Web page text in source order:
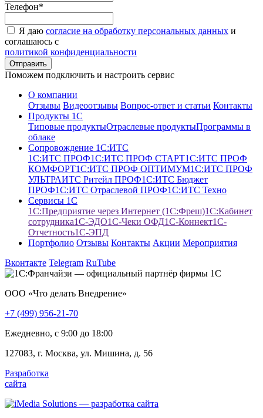
Телефон*
Я даю согласие на обработку персональных данных и
соглашаюсь с
политикой конфиденциальности
Поможем подключить и настроить сервис
О компании
Отзывы Видеоотзывы Вопрос-ответ и статьи Контакты
Продукты 1С
Типовые продуктыОтраслевые продуктыПрограммы в
облаке
Сопровождение 1С:ИТС
1С:ИТС ПРОФ1С:ИТС ПРОФ СТАРТ1С:ИТС ПРОФ
КОМФОРТ1С:ИТС ПРОФ ОПТИМУМ1С:ИТС ПРОФ
УЛЬТРАИТС Ритейл ПРОФ1С:ИТС Бюджет
ПРОФ1С:ИТС Отраслевой ПРОФ1С:ИТС Техно
Сервисы 1С
1С:Предприятие через Интернет (1С:Фреш)1С:Кабинет
сотрудника1С-ЭДО1С-Чеки ОФД1С‑Коннект1C-
Отчетность1С-ЭПД
Портфолио Отзывы Контакты Акции Мероприятия
Вконтакте Telegram RuTube
ООО «Что делать Внедрение»
+7 (499) 956-21-70
Ежедневно, c 9:00 до 18:00
127083, г. Москва, ул. Мишина, д. 56
Разработка
сайта